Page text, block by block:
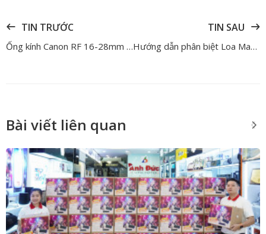
TIN TRƯỚC
Ống kính Canon RF 16-28mm F/2.8 IS STM chính thức ra mắt người dùng
TIN SAU
Hướng dẫn phân biệt Loa Marshall chính hãng nhanh, chính xác nhất
Bài viết liên quan